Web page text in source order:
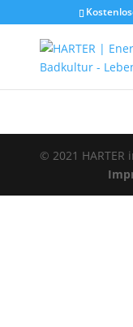
© 2021